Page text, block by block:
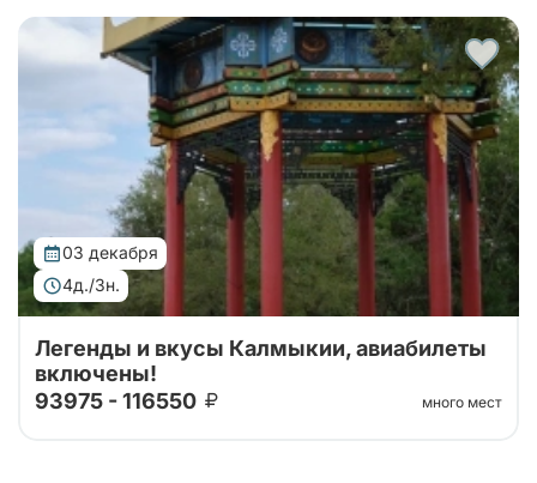
Тур организован совместно с принимающей
стороной! 4 дня уникального погружения в
традиции и природу. Вас ждут: калмыцкая кухня,
экскурсии по центру Элисты с посещением ро...
03 декабря
4д./3н.
Легенды и вкусы Калмыкии, авиабилеты
включены!
93975 - 116550
много мест